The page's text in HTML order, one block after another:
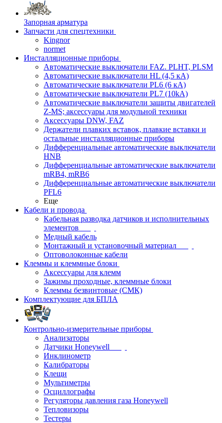
Запорная арматура
Запчасти для спецтехники
Kingnor
normet
Инсталляционные приборы
Автоматические выключатели FAZ. PLHT, PLSM
Автоматические выключатели HL (4,5 кА)
Автоматические выключатели PL6 (6 кА)
Автоматические выключатели PL7 (10kA)
Автоматические выключатели защиты двигателей
Z-MS; аксессуары для модульной техники
Аксессуары DNW, FAZ
Держатели плавких вставок, плавкие вставки и
остальные инсталляционные приборы
Дифференциальные автоматические выключатели
HNB
Дифференциальные автоматические выключатели
mRB4, mRB6
Дифференциальные автоматические выключатели
PFL6
Еще
Кабели и провода
Кабельная разводка датчиков и исполнительных
элементов
Медный кабель
Монтажный и установочный материал
Оптоволоконные кабели
Клеммы и клеммные блоки
Аксессуары для клемм
Зажимы проходные, клеммные блоки
Клеммы безвинтовые (СМК)
Комплектующие для БПЛА
Контрольно-измерительные приборы
Анализаторы
Датчики Honeywell
Инклинометр
Калибраторы
Клещи
Мультиметры
Осциллографы
Регуляторы давления газа Honeywell
Тепловизоры
Тестеры